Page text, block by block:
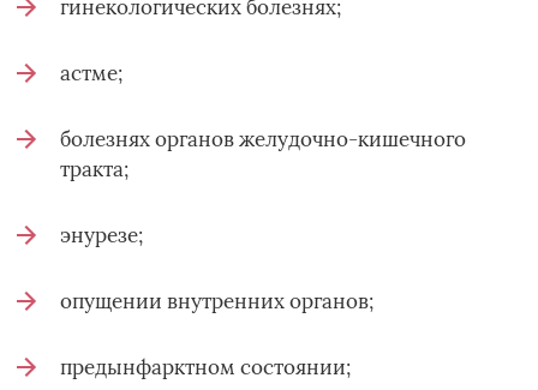
гинекологических болезнях;
астме;
болезнях органов желудочно-кишечного
тракта;
энурезе;
опущении внутренних органов;
предынфарктном состоянии;